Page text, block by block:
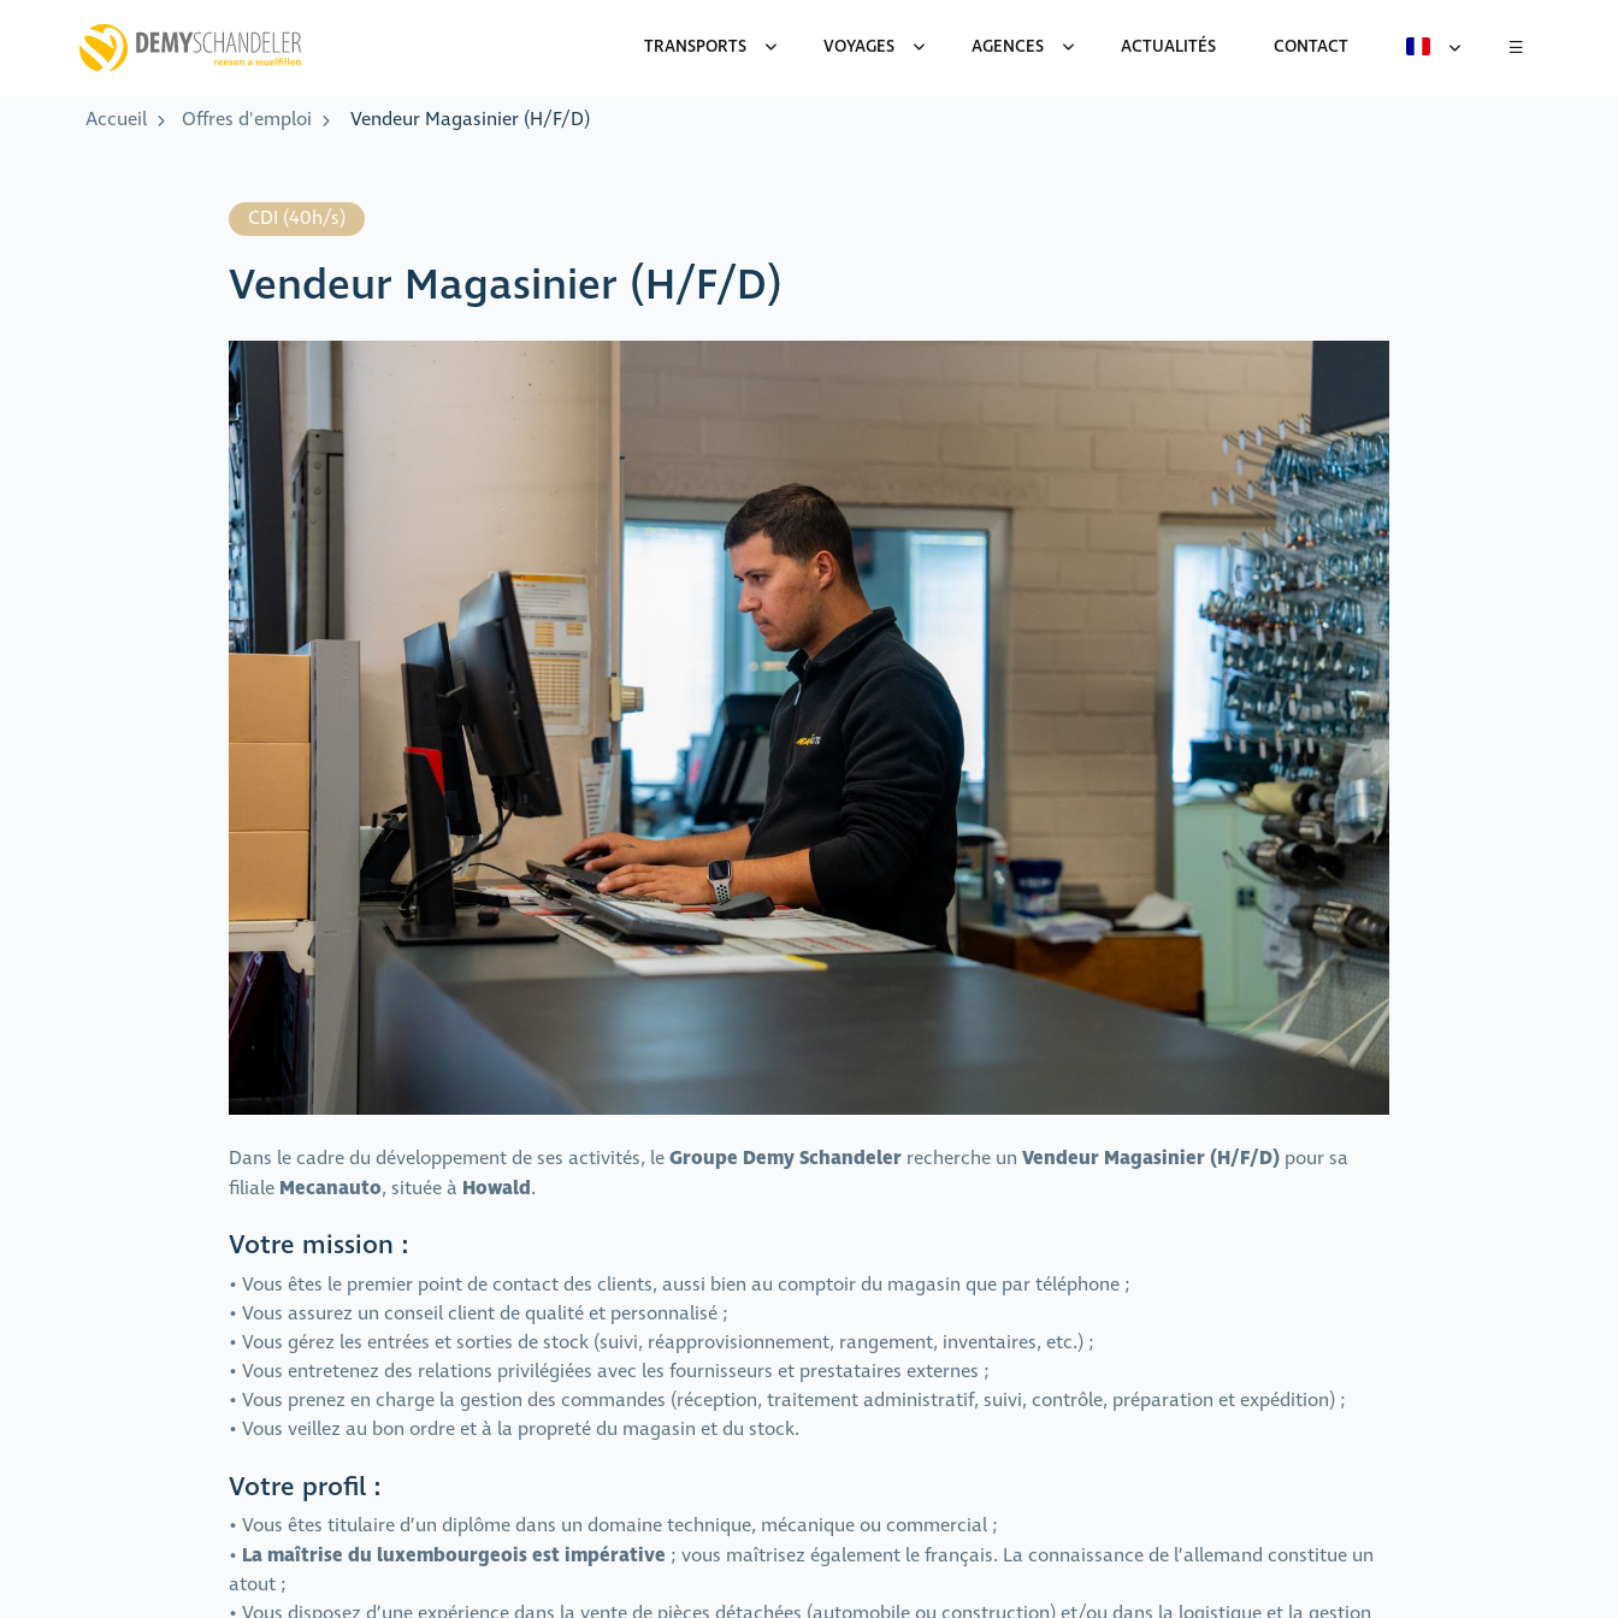
TRANSPORTS VOYAGES AGENCES ACTUALITÉS CONTACT
Accueil Offres d'emploi Vendeur Magasinier (H/F/D)
CDI (40h/s)
Vendeur Magasinier (H/F/D)
Dans le cadre du développement de ses activités, leGroupe Demy Schandeler recherche un Vendeur Magasinier (H/F/D) pour sa
filiale Mecanauto, située à Howald.
Votre mission :
• Vous êtes le premier point de contact des clients, aussi bien au comptoir du magasin que par téléphone ;
• Vous assurez un conseil client de qualité et personnalisé ;
• Vous gérez les entrées et sorties de stock (suivi, réapprovisionnement, rangement, inventaires, etc.) ;
• Vous entretenez des relations privilégiées avec les fournisseurs et prestataires externes ;
• Vous prenez en charge la gestion des commandes (réception, traitement administratif, suivi, contrôle, préparation et expédition) ;
• Vous veillez au bon ordre et à la propreté du magasin et du stock.
Votre profil :
• Vous êtes titulaire d’un diplôme dans un domaine technique, mécanique ou commercial ;
• La maîtrise du luxembourgeois est impérative ; vous maîtrisez également le français. La connaissance de l’allemand constitue un
atout ;